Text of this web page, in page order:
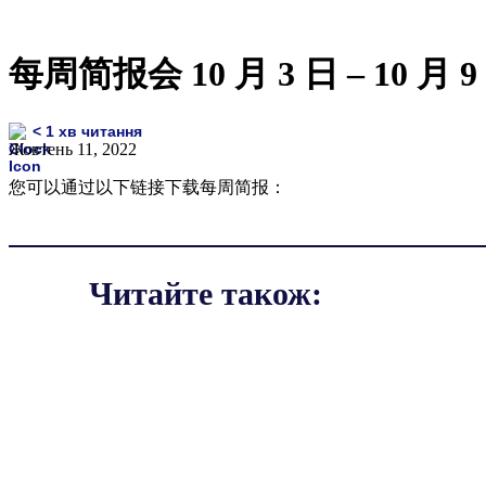
每周简报会 10 月 3 日 – 10 月 9
< 1 хв читання
Жовтень 11, 2022
您可以通过以下链接下载每周简报：
Читайте також: